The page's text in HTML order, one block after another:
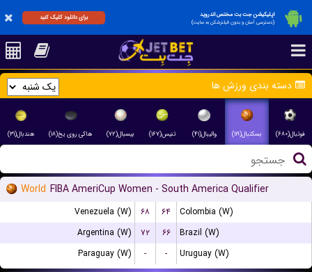
اپلیکیشن جت بت مختص اندروید
(دسترسی آسان و بدون فیلترشکن به سایت)
برای دانلود کلیک کنید
دسته بندی ورزش ها
فوتبال(۶۸۰) بسکتبال(۱۱۹) والیبال(۴۱) تنیس(۱۶۷) بیسبال(۷۲) هاکی روی یخ(۱۸) هندبال(۳۱)
World FIBA AmeriCup Women - South America Qualifier
Venezuela (W) ۶۸ ۶۴
Colombia (W)
Argentina (W)
۷۲ ۶۶
Brazil (W)
Paraguay (W)
- - Uruguay (W)